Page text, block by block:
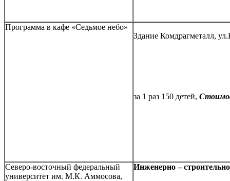
Программа в кафе «Седьмое небо»
Здание Комдрагметалл,
за 1 раз 150 детей,
Северо-восточный федеральный
университет им. М.К. Аммосова,
Инженерно –